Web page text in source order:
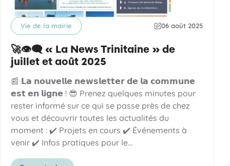
🚀👁️‍🗨️ « La News Trinitaine » de
juillet et août 2025
Catégorie
Vie de la mairie Date de publication
06 août 2025
📰 𝗟𝗮 𝗻𝗼𝘂𝘃𝗲𝗹𝗹𝗲 𝗻𝗲𝘄𝘀𝗹𝗲𝘁𝘁𝗲𝗿 𝗱𝗲 𝗹𝗮 𝗰𝗼𝗺𝗺𝘂𝗻𝗲
𝗲𝘀𝘁 𝗲𝗻 𝗹𝗶𝗴𝗻𝗲 ! 😎 Prenez quelques minutes pour
rester informé sur ce qui se passe près de chez
vous et découvrir toutes les actualités du
moment : ✔️ Projets en cours ✔️ Événements à
venir ✔️ Infos pratiques pour le…